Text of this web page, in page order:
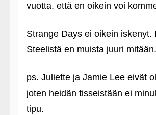
vuotta, että en oikein voi
Strange Days ei oikein iskenyt.
Steelistä en muista juuri mitään.
ps. Juliette ja Jamie Lee eivät
joten heidän tisseistään ei
tipu.